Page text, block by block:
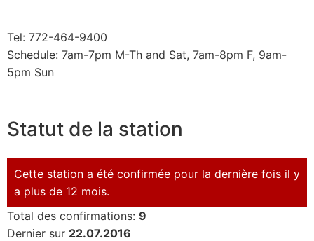
Tel: 772-464-9400
Schedule: 7am-7pm M-Th and Sat, 7am-8pm F, 9am-
5pm Sun
Statut de la station
Cette station a été confirmée pour la dernière fois il y
a plus de 12 mois.
Total des confirmations: 9
Dernier sur 22.07.2016